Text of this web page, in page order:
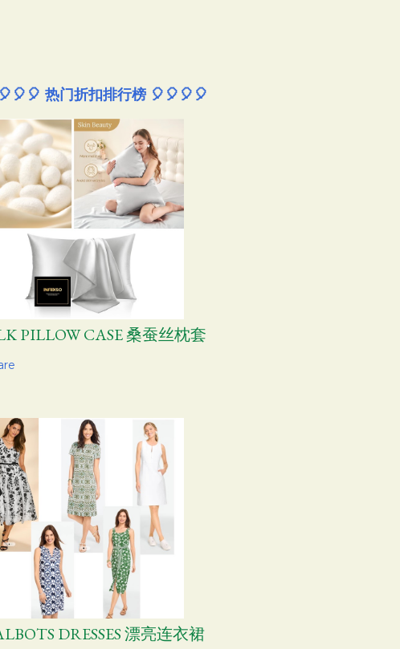
热门折扣排行榜 🎈🎈🎈🎈
PILLOW CASE 桑蚕丝枕套
DRESSES 漂亮连衣裙